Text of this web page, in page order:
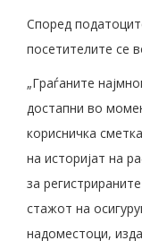
Според
посетителите се
„Граѓаните
достапни во
корисничка
на историјат на
за
стажот на
надоместоци,